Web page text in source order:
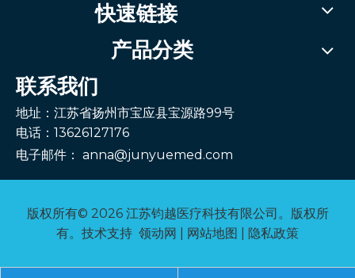
快速链接
产品分类
联系我们
地址：江苏省扬州市宝应县宝源路99号
电话：13626127176
电子邮件： anna@junyuemed.com
版权所有© 2026江苏钧越医疗科技有限公司。版权所
有。技术支持 领动网 网站地图 隐私政策